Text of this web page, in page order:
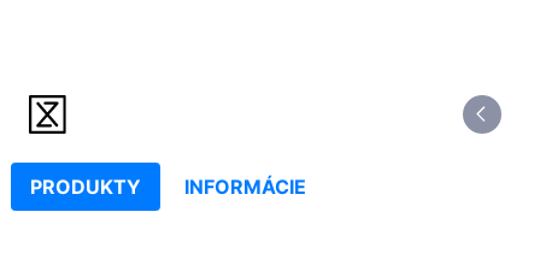
PRODUKTY INFORMÁCIE